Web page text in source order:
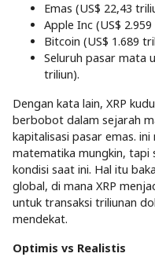
Emas (US$ 22,43
Apple Inc (US$
Bitcoin (US$ 1.689
Seluruh pasar mata
triliun).
Dengan kata lain, XRP
berbobot dalam sejarah
kapitalisasi pasar emas. ini
matematika mungkin, tapi
kondisi saat ini. Hal itu
global, di mana XRP
untuk transaksi triliunan
mendekat.
Optimis vs Realistis